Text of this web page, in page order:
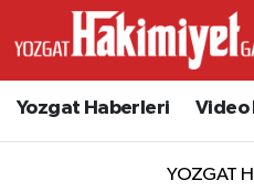
Yozgat Haberleri Video
YOZGAT